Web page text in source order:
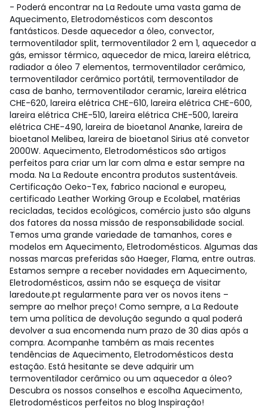
- Poderá encontrar na La Redoute uma vasta gama de
Aquecimento, Eletrodomésticos com descontos
fantásticos. Desde aquecedor a óleo, convector,
termoventilador split, termoventilador 2 em 1, aquecedor a
gás, emissor térmico, aquecedor de mica, lareira elétrica,
radiador a óleo 7 elementos, termoventilador cerâmico,
termoventilador cerâmico portátil, termoventilador de
casa de banho, termoventilador ceramic, lareira elétrica
CHE-620, lareira elétrica CHE-610, lareira elétrica CHE-600,
lareira elétrica CHE-510, lareira elétrica CHE-500, lareira
elétrica CHE-490, lareira de bioetanol Ananke, lareira de
bioetanol Melibea, lareira de bioetanol Sirius até convetor
2000W. Aquecimento, Eletrodomésticos são artigos
perfeitos para criar um lar com alma e estar sempre na
moda. Na La Redoute encontra produtos sustentáveis.
Certificação Oeko-Tex, fabrico nacional e europeu,
certificado Leather Working Group e Ecolabel, matérias
recicladas, tecidos ecológicos, comércio justo são alguns
dos fatores da nossa missão de responsabilidade social.
Temos uma grande variedade de tamanhos, cores e
modelos em Aquecimento, Eletrodomésticos. Algumas das
nossas marcas preferidas são Haeger, Flama, entre outras.
Estamos sempre a receber novidades em Aquecimento,
Eletrodomésticos, assim não se esqueça de visitar
laredoute.pt regularmente para ver os novos itens –
sempre ao melhor preço! Como sempre, a La Redoute
tem uma política de devolução segundo a qual poderá
devolver a sua encomenda num prazo de 30 dias após a
compra. Acompanhe também as mais recentes
tendências de Aquecimento, Eletrodomésticos desta
estação. Está hesitante se deve adquirir um
termoventilador cerâmico ou um aquecedor a óleo?
Descubra os nossos conselhos e escolha Aquecimento,
Eletrodomésticos perfeitos no blog Inspiração!